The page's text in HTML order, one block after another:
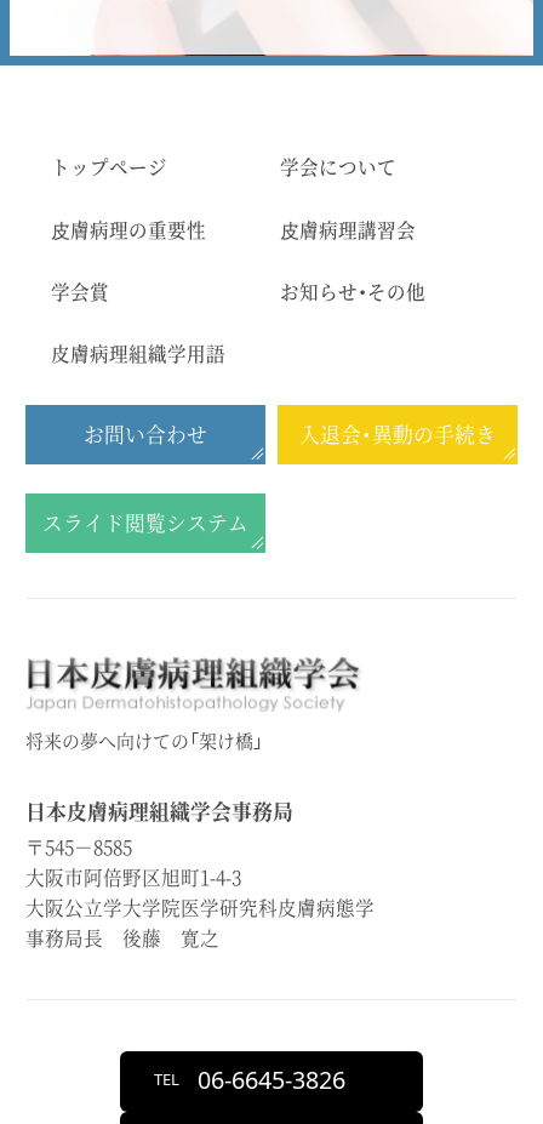
将来の夢へ向けての「架け橋」
日本皮膚病理組織学会事務局
〒545－8585
大阪市阿倍野区旭町1-4-3
大阪公立学大学院医学研究科皮膚病態学
事務局長 後藤 寛之
トップページ 学会について
⽪膚病理の重要性 ⽪膚病理講習会
学会賞 お知らせ・その他
皮膚病理組織学用語
お問い合わせ 入退会・異動の手続き
スライド閲覧システム
TEL
06-6645-3826